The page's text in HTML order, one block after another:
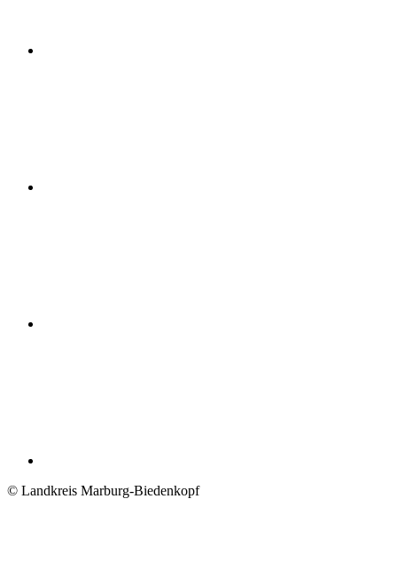
© Landkreis Marburg-Biedenkopf